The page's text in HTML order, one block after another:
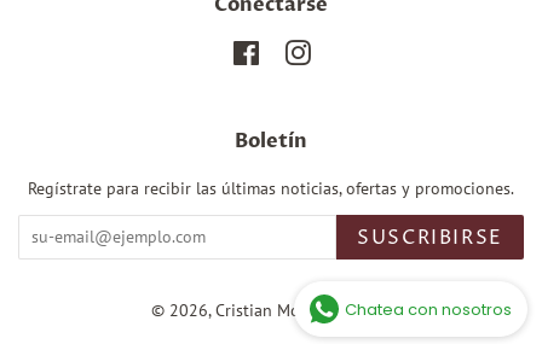
FacebookInstagram
Boletín
Regístrate para recibir las últimas noticias, ofertas y promociones.
SUSCRIBIRSE
© 2026,Cristian Montes Tienda.
Chatea con nosotros